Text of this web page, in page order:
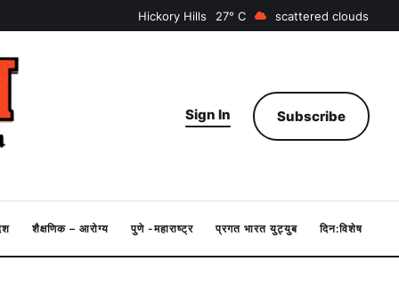
Hickory Hills 27 scattered clouds
Sign In Subscribe
शैक्षणिक – आरोग्य पुणे -महाराष्ट्र प्रगत भारत युट्युब दिन:विशेष